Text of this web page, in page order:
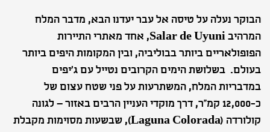
הבוקר נעלה על טיסה אל עבר יעדנו הבא, מדבר המלח
המרהיב Salar de Uyuni, אחד מאתרי התיירות
הפופולאריים ביותר בבוליביה, ובין המקומות היפים ביותר
בעולם. בשלושת הימים הקרובים נטייל עם ג'יפים
במדבריות המלח, המשתרעות על פני שטח עצום של
כ-12,000 קמ"ר, דרך מוקדי העניין הרבים באזור – לגונה
קולורדה (Laguna Colorada), שבשעות מסוימות מקבלת